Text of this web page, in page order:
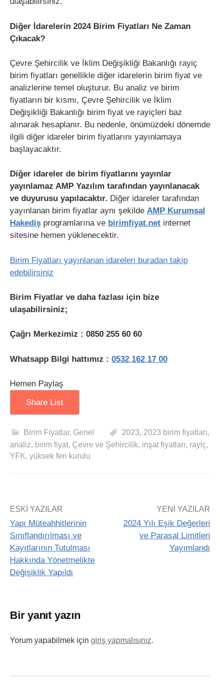
Diğer İdarelerin 2024 Birim Fiyatları Ne Zaman
Çıkacak?
Çevre Şehircilik ve İklim Değişikliği Bakanlığı rayiç
birim fiyatları genellikle diğer idarelerin birim fiyat ve
analizlerine temel oluşturur. Bu analiz ve birim
fiyatların bir kısmı, Çevre Şehircilik ve İklim
Değişikliği Bakanlığı birim fiyat ve rayiçleri baz
alınarak hesaplanır. Bu nedenle, önümüzdeki dönemde
ilgili diğer idareler birim fiyatlarını yayınlamaya
başlayacaktır.
Diğer idareler de birim fiyatlarını yayınlar
yayınlamaz AMP Yazılım tarafından yayınlanacak
ve duyurusu yapılacaktır. Diğer idareler tarafından
yayınlanan birim fiyatlar aynı şekilde AMP Kurumsal
Hakediş programlarına ve birimfiyat.net internet
sitesine hemen yüklenecektir.
Birim Fiyatları yayınlanan idareleri buradan takip
edebilirsiniz
Birim Fiyatlar ve daha fazlası için bize
ulaşabilirsiniz;
Çağrı Merkezimiz : 0850 255 60 60
Whatsapp Bilgi hattımız : 0532 162 17 00
Hemen Paylaş
Share List
Birim Fiyatlar, Genel 2023, 2023 birim fiyatları,
analiz, birim fiyat, Çevre ve Şehircilik, inşat fiyatları, rayiç,
YFK, yüksek fen kurulu
ESKI YAZILAR
Yapı Müteahhitlerinin
Sınıflandırılması ve
Kayıtlarının Tutulması
Hakkında Yönetmelikte
Değişiklik Yapıldı
YENI YAZILAR
2024 Yılı Eşik Değerleri
ve Parasal Limitleri
Yayımlandı
Bir yanıt yazın
Yorum yapabilmek için giriş yapmalısınız.